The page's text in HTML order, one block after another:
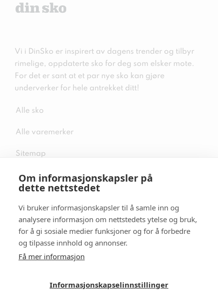
Om informasjonskapsler på
dette nettstedet
Vi bruker informasjonskapsler til å samle inn og
analysere informasjon om nettstedets ytelse og bruk,
for å gi sosiale medier funksjoner og for å forbedre
og tilpasse innhold og annonser.
Få mer informasjon
Informasjonskapselinnstillinger
Vi i DinSko er inspirert av dagens trender og tilbyr
rimelige, oppdaterte sko for deg som elsker mote.
For det er sant at et par nye sko kan gjøre
underverker for hele antrekket ditt!
Alle sko
Alle varemerker
Sitemap
Følg oss i sosiale medier